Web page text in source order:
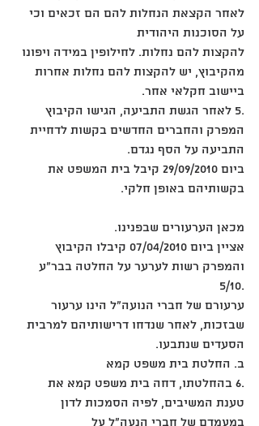
לאחר הקצאת הנחלות להם הם זכאים וכי
על הסוכנות היהודית
להקצות להם נחלות. לחילופין במידה ויפונו
מהקיבוץ, יש להקצות להם נחלות אחרות
ביישוב חקלאי אחר.
.5 לאחר הגשת התביעה, הגישו הקיבוץ
המפרק והחברים החדשים בקשות לדחיית
התביעה על הסף נגדם.
ביום 29/09/2010 קיבל בית המשפט את
בקשותיהם באופן חלקי.
מכאן הערעורים שבפנינו.
אציין ביום 07/04/2010 קיבלו הקיבוץ
והמפרק רשות לערער על החלטה בבר"ע
.5/10
ערעורם של חברי הנועה"ל הינו ערעור
שבזכות, לאחר שנדחו דרישותיהם למרבית
הסעדים שנתבעו.
ב. החלטת בית משפט קמא
.6 בהחלטתו, דחה בית משפט קמא את
טענת המשיבים, לפיה הסמכות לדון
במעמדם של חברי הנעה"ל על